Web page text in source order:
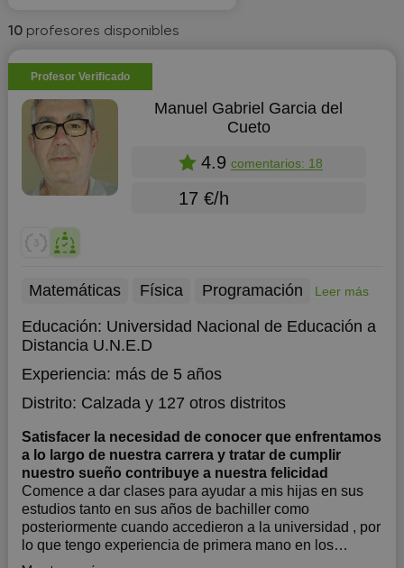
10 profesores disponibles
Profesor Verificado
Manuel Gabriel Garcia del
Cueto
4.9 comentarios: 18
17 €/h
Matemáticas Física Programación Leer más
Educación: Universidad Nacional de Educación a
Distancia U.N.E.D
Experiencia: más de 5 años
Distrito: Calzaday 127 otros distritos
Satisfacer la necesidad de conocer que enfrentamos
a lo largo de nuestra carrera y tratar de cumplir
nuestro sueño contribuye a nuestra felicidad
Comence a dar clases para ayudar a mis hijas en sus
estudios tanto en sus años de bachiller como
posteriormente cuando accedieron a la universidad , por
lo que tengo experiencia de primera mano en los
problemas a los que os soleis enfrentar cuando estais